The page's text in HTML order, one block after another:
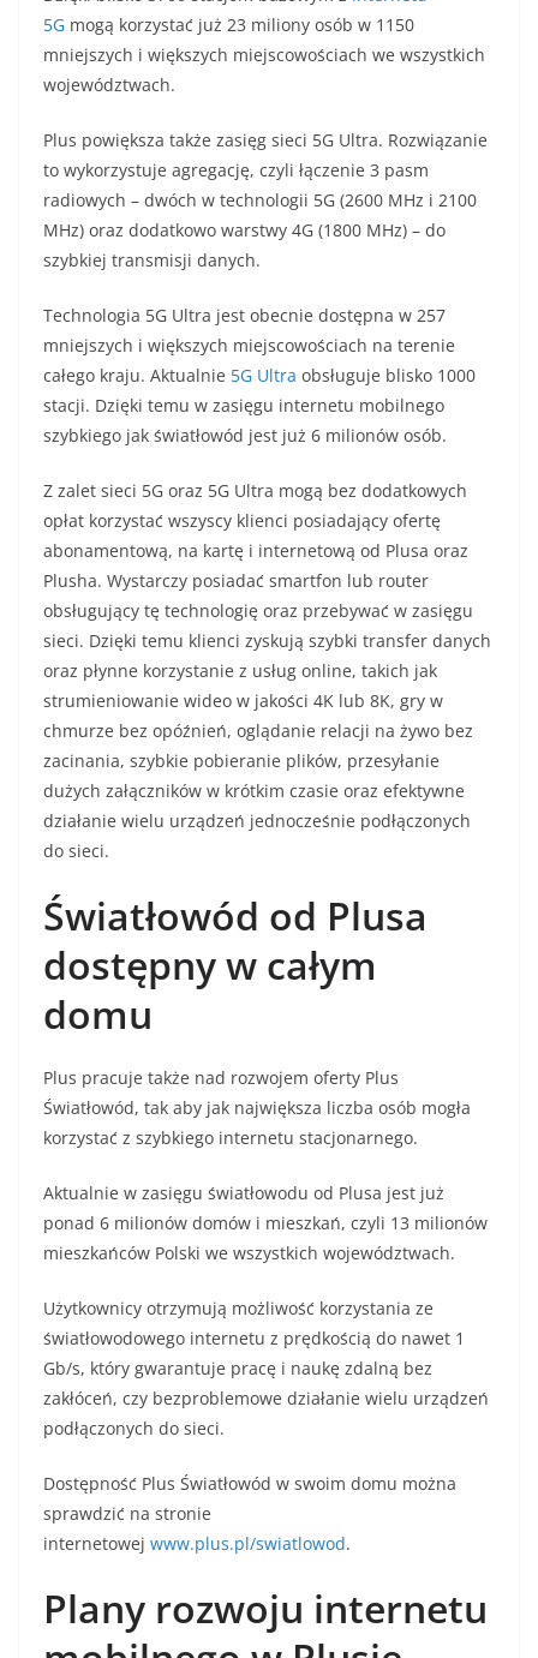
5G mogą korzystać już 23 miliony osób w 1150
mniejszych i większych miejscowościach we wszystkich
województwach.
Plus powiększa także zasięg sieci 5G Ultra. Rozwiązanie
to wykorzystuje agregację, czyli łączenie 3 pasm
radiowych – dwóch w technologii 5G (2600 MHz i 2100
MHz) oraz dodatkowo warstwy 4G (1800 MHz) – do
szybkiej transmisji danych.
Technologia 5G Ultra jest obecnie dostępna w 257
mniejszych i większych miejscowościach na terenie
całego kraju. Aktualnie 5G Ultra obsługuje blisko 1000
stacji. Dzięki temu w zasięgu internetu mobilnego
szybkiego jak światłowód jest już 6 milionów osób.
Z zalet sieci 5G oraz 5G Ultra mogą bez dodatkowych
opłat korzystać wszyscy klienci posiadający ofertę
abonamentową, na kartę i internetową od Plusa oraz
Plusha. Wystarczy posiadać smartfon lub router
obsługujący tę technologię oraz przebywać w zasięgu
sieci. Dzięki temu klienci zyskują szybki transfer danych
oraz płynne korzystanie z usług online, takich jak
strumieniowanie wideo w jakości 4K lub 8K, gry w
chmurze bez opóźnień, oglądanie relacji na żywo bez
zacinania, szybkie pobieranie plików, przesyłanie
dużych załączników w krótkim czasie oraz efektywne
działanie wielu urządzeń jednocześnie podłączonych
do sieci.
Światłowód od Plusa
dostępny w całym
domu
Plus pracuje także nad rozwojem oferty Plus
Światłowód, tak aby jak największa liczba osób mogła
korzystać z szybkiego internetu stacjonarnego.
Aktualnie w zasięgu światłowodu od Plusa jest już
ponad 6 milionów domów i mieszkań, czyli 13 milionów
mieszkańców Polski we wszystkich województwach.
Użytkownicy otrzymują możliwość korzystania ze
światłowodowego internetu z prędkością do nawet 1
Gb/s, który gwarantuje pracę i naukę zdalną bez
zakłóceń, czy bezproblemowe działanie wielu urządzeń
podłączonych do sieci.
Dostępność Plus Światłowód w swoim domu można
sprawdzić na stronie
internetowej www.plus.pl/swiatlowod.
Plany rozwoju internetu